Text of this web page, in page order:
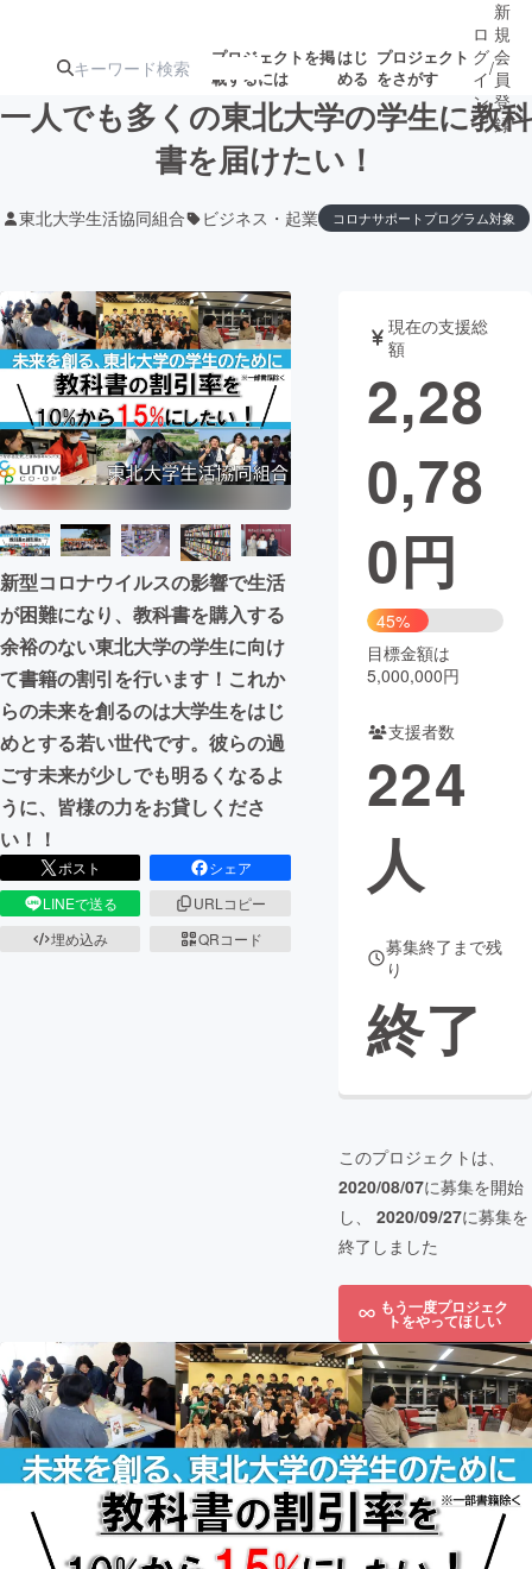
プロジェクトを掲
載するには
はじ
める
プロジェクト
をさがす
ジェクト
ターン
ジェクト
募集終了が近いプ
ロジェクト
もうすぐ公開
されます
アート・写真 音楽
テクノロジー・ガジェット ゲーム・サ
映像・映画
ビジネス・起業
まちづくり・地域活性化
CAMPFIRE for Social Good
CAMPFIRE Creation
CAMPFIREふるさと納税machi-ya コミュニティ
ロ
グ
イ
ン
/
新
規
会
員
登
録
一人でも多くの東北大学の学生に教科
書を届けたい！
東北大学生活協同組合 ビジネス・起業 コロナサポートプログラム対象
新型コロナウイルスの影響で生活
が困難になり、教科書を購入する
余裕のない東北大学の学生に向け
て書籍の割引を行います！これか
らの未来を創るのは大学生をはじ
めとする若い世代です。彼らの過
ごす未来が少しでも明るくなるよ
うに、皆様の力をお貸しくださ
い！！
ポスト
シェア
LINEで送る
URLコピー
埋め込み
QRコード
現在の支援総
額
2,28
0,78
0円
45%
目標金額は
5,000,000円
支援者数
224
人
募集終了まで残
り
終了
このプロジェクトは、
2020/08/07に募集を開始
し、 2020/09/27に募集を
終了しました
もう一度プロジェク
トをやってほしい